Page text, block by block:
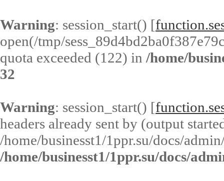
Warning: session_start() [
open(/tmp/
quota exceeded (122) in /home/
32
Warning: session_start() [
headers already sent by (output
/home/businesst1/1ppr.su/docs/
/home/businesst1/1ppr.su/docs/